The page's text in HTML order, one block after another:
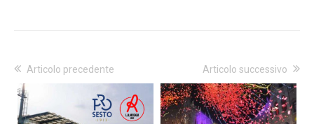
Articolo precedente Articolo successivo